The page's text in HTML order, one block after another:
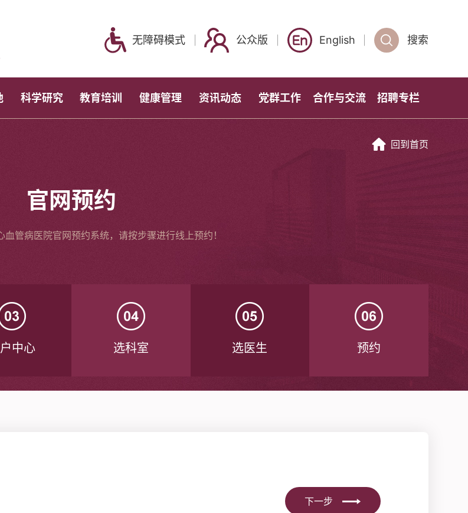
无障碍模式 公众版 English 搜索
科学研究 教育培训 健康管理 资讯动态 党群工作 合作与交流 招聘专栏
回到首页
官网预约
管病医院官网预约系统，请按步骤进行线上预约！
中心 选科室 选医生 预约
下一步